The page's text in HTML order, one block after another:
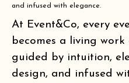
and infused with elegance.
At Event&Co, every
becomes a living
guided by intuition,
design, and infused